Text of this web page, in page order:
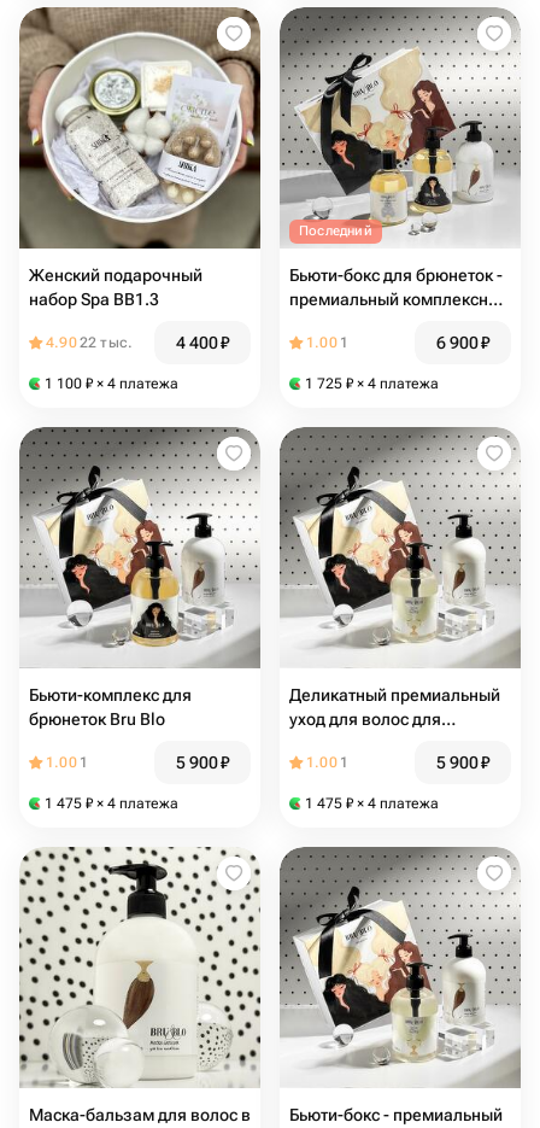
Женский подарочный
набор Spa BB1.3
4.9022 тыс. 4 400₽
1 100 ₽ × 4 платежа
Последний
Бьюти-бокс для брюнеток -
премиальный комплексный
1.00 1 6 900₽
1 725 ₽ × 4 платежа
Бьюти-комплекс для
брюнеток Bru Blo
1.00 1 5 900₽
1 475 ₽ × 4 платежа
Деликатный премиальный
уход для волос для
1.00 1 5 900₽
1 475 ₽ × 4 платежа
Маска-бальзам для волос в
Бьюти-бокс - премиальный